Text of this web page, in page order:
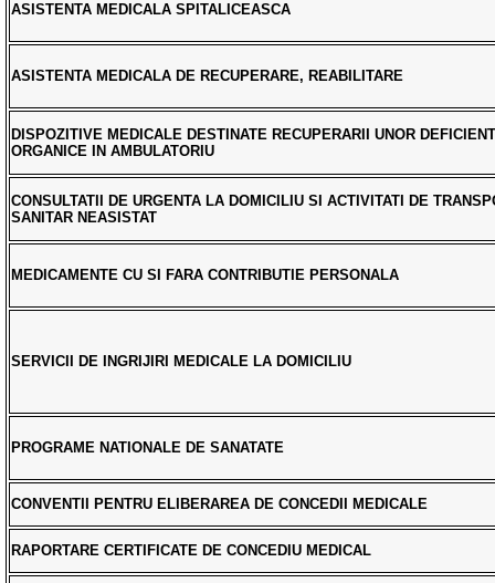
ASISTENTA MEDICALA SPITALICEASCA
ASISTENTA MEDICALA DE RECUPERARE, REABILITARE
DISPOZITIVE MEDICALE DESTINATE RECUPERARII UNOR
ORGANICE IN AMBULATORIU
CONSULTATII DE URGENTA LA DOMICILIU SI ACTIVITATI DE
SANITAR NEASISTAT
MEDICAMENTE CU SI FARA CONTRIBUTIE PERSONALA
SERVICII DE INGRIJIRI MEDICALE LA DOMICILIU
PROGRAME NATIONALE DE SANATATE
CONVENTII PENTRU ELIBERAREA DE CONCEDII MEDICALE
RAPORTARE CERTIFICATE DE CONCEDIU MEDICAL